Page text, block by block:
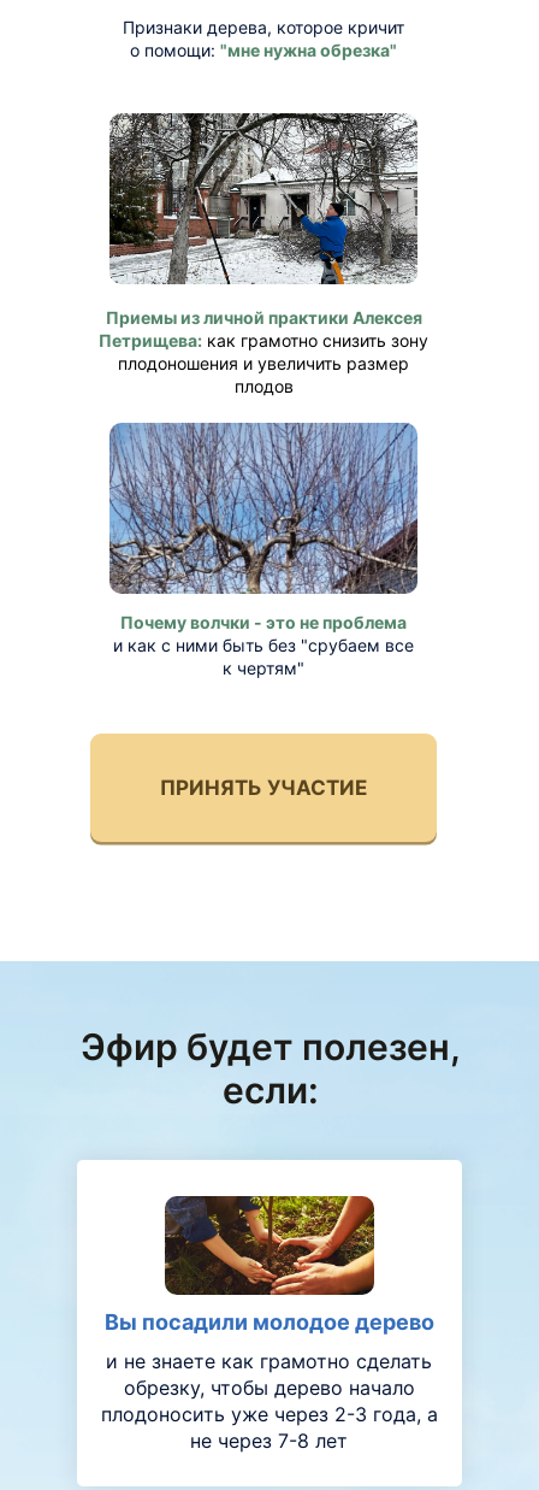
ПРИНЯТЬ УЧАСТИЕ
Признаки дерева, которое кричит
о помощи: "мне нужна обрезка"
Приемы из личной практики Алексея
Петрищева: как грамотно снизить зону
плодоношения и увеличить размер
плодов
Почему волчки - это не проблема
и как с ними быть без "срубаем все
к чертям"
Эфир будет полезен,
если:
и не знаете как грамотно сделать
обрезку, чтобы дерево начало
плодоносить уже через 2-3 года, а
не через 7-8 лет
Вы посадили молодое дерево